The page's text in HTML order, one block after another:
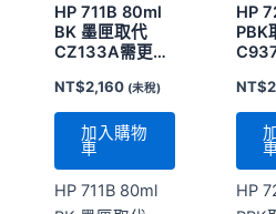
HP 711B 80ml
BK 墨匣取代
CZ133A需更新
NT$2,160 (未稅)
加入購物
車
HP 711B 80ml
HP
PBK
種
NT$
HP